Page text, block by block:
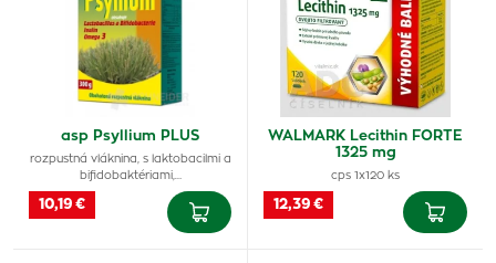
asp Psyllium PLUS
rozpustná vláknina, s laktobacilmi a
bifidobaktériami,…
10,19 €
WALMARK Lecithin FORTE
1325 mg
cps 1x120 ks
12,39 €